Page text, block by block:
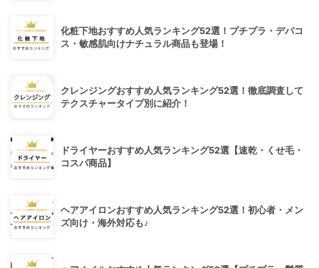
化粧下地おすすめ人気ランキング52選！プチプラ・デパコ
ス・敏感肌向けナチュラル商品も登場！
クレンジングおすすめ人気ランキング52選！徹底調査して
テクスチャータイプ別に紹介！
ドライヤーおすすめ人気ランキング52選【速乾・くせ毛・
コスパ商品】
ヘアアイロンおすすめ人気ランキング52選！初心者・メン
ズ向け・海外対応も♪